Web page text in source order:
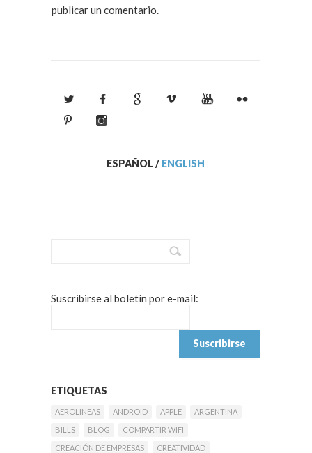
publicar un comentario.
ESPAÑOL / ENGLISH
Suscribirse al boletín por e-mail:
ETIQUETAS
AEROLINEAS ANDROID APPLE
ARGENTINA
BILLS
BLOG
COMPARTIR WIFI
CREACIÓN DE EMPRESAS
CREATIVIDAD